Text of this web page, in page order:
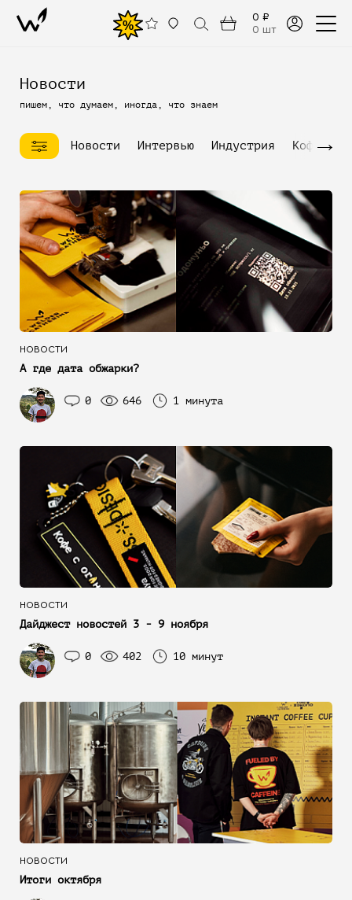
%
0 ₽
0 шт
Новости
пишем, что думаем, иногда, что знаем
Новости Интервью Индустрия →
НОВОСТИ
А где дата обжарки?
0 646 1 минута
НОВОСТИ
Дайджест новостей 3 - 9 ноября
0 402 10 минут
НОВОСТИ
Итоги октября